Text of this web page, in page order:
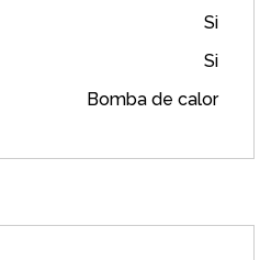
Si
Si
Bomba de calor